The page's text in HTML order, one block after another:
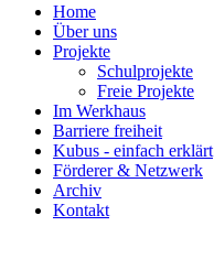
Home
Über uns
Projekte
Schulprojekte
Freie Projekte
Im Werkhaus
Barriere freiheit
Kubus - einfach erklärt
Förderer & Netzwerk
Archiv
Kontakt